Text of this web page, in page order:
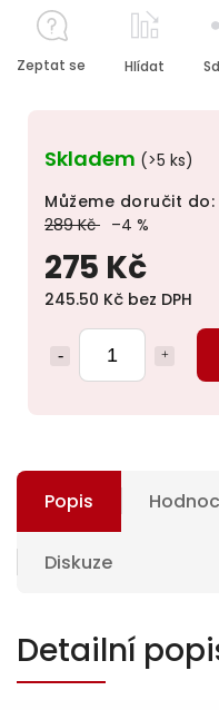
289 Kč –4 %
275 Kč
245.50 Kč bez DPH
Skladem (>5 ks)
Můžeme doručit do:
Zeptat se Hlídat
Popis
Diskuze
Detailní